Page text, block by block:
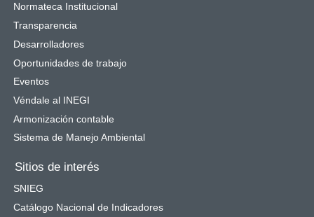
Normateca Institucional
Transparencia
Desarrolladores
Oportunidades de trabajo
Eventos
Véndale al INEGI
Armonización contable
Sistema de Manejo Ambiental
Sitios de interés
SNIEG
Catálogo Nacional de Indicadores